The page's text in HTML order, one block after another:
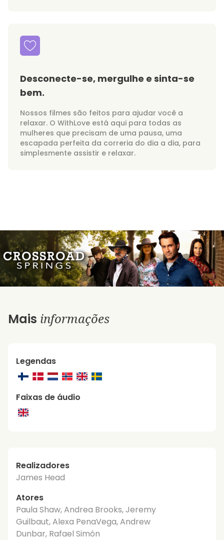
Desconecte-se, mergulhe e sinta-se
bem.
Nossos filmes são feitos para ajudar você a
relaxar. O WithLove está aqui para todas as
mulheres que precisam de uma pausa, uma
escapada perfeita da correria do dia a dia, para
simplesmente assistir e relaxar.
Mais informações
Legendas
Faixas de áudio
Realizadores
James Head
Atores
Paula Shaw, Andrea Brooks, Jeremy
Guilbaut, Alexa PenaVega, Andrew
Dunbar, Rafael Simón